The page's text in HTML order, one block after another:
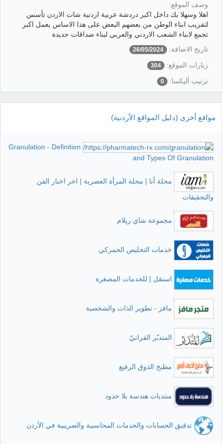
وصف الموقع:
اهلا وسهلا بك داخل اكبر دردشة عربية اردنية شات الاردن تأسس
لتقريب ابناء الوطن من بعضهم البعض على هذا الاساس يعمل اكبر
تجمع لابناء الشعب الاردني والعربي لبناء صداقات جديدة
تاريخ الاضافة:
26/05/2024
زيارات الموقع: 304
ترتيب أليكسا: 0
مواقع أخرى (دليل المواقع الأردنية)
Granulation - Definition
and Types Of Granulation
مجلة أنا | مجلة المرأة العصرية | اخر اخبار الفن
والتحقيقات
مجموعة شاي ريلام
خدمات التخليص الجمركي
استقل | للخدمات المصغرة
مافز - تطوير الذات والشخصية
المتدبّر القرانيّ
مطبخ الذوق الرفيع
منتديات هندسة بلا حدود
تدقيق الحسابات والخدمات المحاسبية والضريبية في الأردن